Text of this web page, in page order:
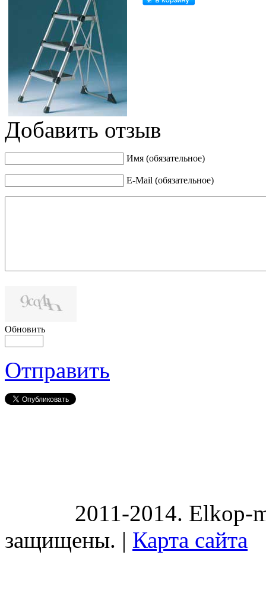
Добавить отзыв
Имя (обязательное)
E-Mail (обязательное)
Обновить
Отправить
2011-2014. Elkop-
защищены. | Карта сайта